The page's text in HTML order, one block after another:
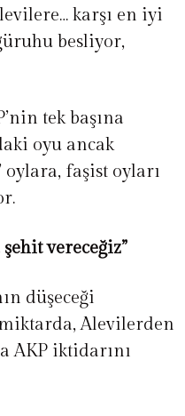
karşı en iyi
besliyor,
tek başına
oyu ancak
oylara, faşist oyları
vereceğiz”
düşeceği
Alevilerden
AKP iktidarını